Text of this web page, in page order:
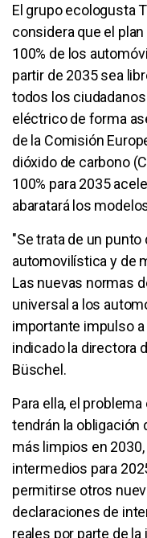
El grupo ecologusta
considera que el
100% de los
partir de 2035 sea
todos los
eléctrico de forma
de la Comisión
dióxido de carbono
100% para 2035
abaratará los
"Se trata de un
automovilística y de
Las nuevas normas
universal a los
importante impulso
indicado la directora
Büschel.
Para ella, el
tendrán la obligación
más limpios en
intermedios para
permitirse otros
declaraciones de
reales por parte de